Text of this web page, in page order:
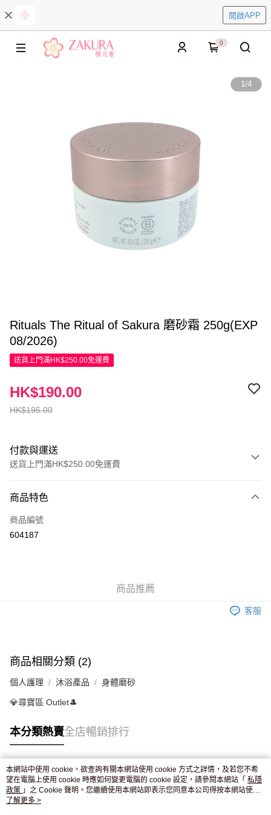
開啟APP
0
1/4
Rituals The Ritual of Sakura 磨砂霜 250g(EXP
08/2026)
送貨上門滿HK$250.00免運費
HK$195.00
HK$190.00
付款與運送
送貨上門滿HK$250.00免運費
信用卡
Apple Pay
付款後門市自取，訂單確認後2-4個工作天到店，7天內取。逾期後
商品特色
商品編號
604187
商品推薦
客服
商品相關分類 (2)
個人護理 沐浴產品 身體磨砂
💎尋寶區 Outlet🎩
本分類熱賣全店暢銷排行
熱門標籤
熱銷排行
本網站中使用 cookie，欲查詢有關本網站使用 cookie 方式之詳情，及若您不希
望在電腦上使用 cookie 時應如何變更電腦的 cookie 設定，請參閱本網站「 私隱
政策 」之 Cookie 聲明。您繼續使用本網站即表示您同意本公司得按本網站使用
條款之 Cookie 聲明使用 cookie。
了解更多 >